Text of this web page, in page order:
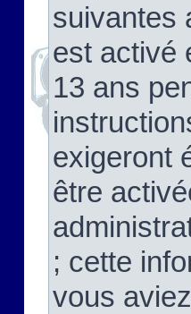
suivantes
est activé
13 ans
exigeront
être
; cette
vous